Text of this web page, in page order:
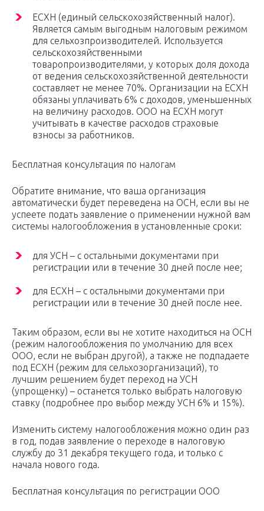
ЕСХН (единый сельскохозяйственный налог).
Является самым выгодным налоговым режимом
для сельхозпроизводителей. Используется
сельскохозяйственными
товаропроизводителями, у которых доля дохода
от ведения сельскохозяйственной деятельности
составляет не менее 70%. Организации на ЕСХН
обязаны уплачивать 6% с доходов, уменьшенных
на величину расходов. ООО на ЕСХН могут
учитывать в качестве расходов страховые
взносы за работников.
Бесплатная консультация по налогам
Обратите внимание, что ваша организация
автоматически будет переведена на ОСН, если вы не
успеете подать заявление о применении нужной вам
системы налогообложения в установленные сроки:
для УСН – с остальными документами при
регистрации или в течение 30 дней после нее;
для ЕСХН – с остальными документами при
регистрации или в течение 30 дней после нее.
Таким образом, если вы не хотите находиться на ОСН
(режим налогообложения по умолчанию для всех
ООО, если не выбран другой), а также не подпадаете
под ЕСХН (режим для сельхозорганизаций), то
лучшим решением будет переход на УСН
(упрощенку) – останется только выбрать налоговую
ставку (подробнее про выбор между УСН 6% и 15%).
Изменить систему налогообложения можно один раз
в год, подав заявление о переходе в налоговую
службу до 31 декабря текущего года, и только с
начала нового года.
Бесплатная консультация по регистрации ООО